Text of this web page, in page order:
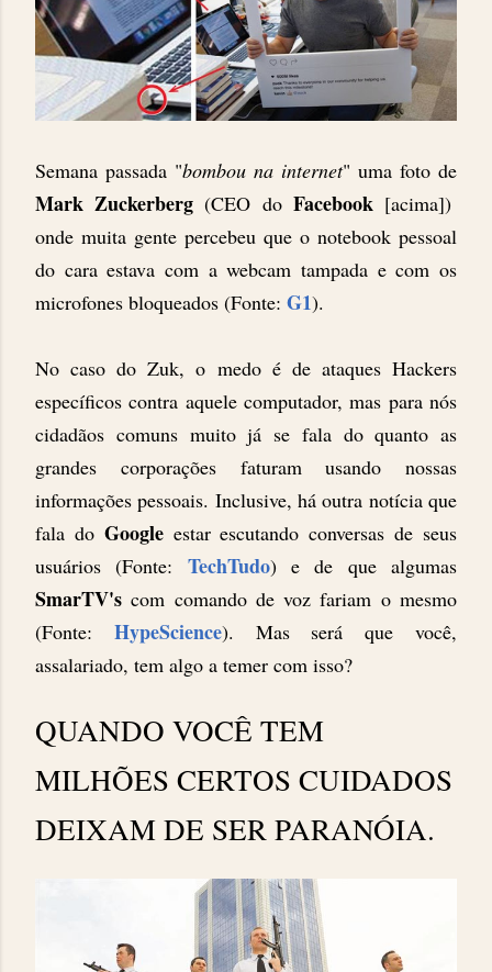
Semana passada "bombou na internet" uma foto de
Mark Zuckerberg (CEO do Facebook[acima])
onde muita gente percebeu que o notebook pessoal
do cara estava com a webcam tampada e com os
microfones bloqueados (Fonte: G1).
No caso do Zuk, o medo é de ataques Hackers
específicos contra aquele computador, mas para nós
cidadãos comuns muito já se fala do quanto as
grandes corporações faturam usando nossas
informações pessoais. Inclusive, há outra notícia que
fala do Googleestar escutando conversas de seus
usuários (Fonte: TechTudo) e de que algumas
SmarTV's com comando de voz fariam o mesmo
(Fonte: HypeScience). Mas será que você,
assalariado, tem algo a temer com isso?
QUANDO VOCÊ TEM
MILHÕES CERTOS CUIDADOS
DEIXAM DE SER PARANÓIA.